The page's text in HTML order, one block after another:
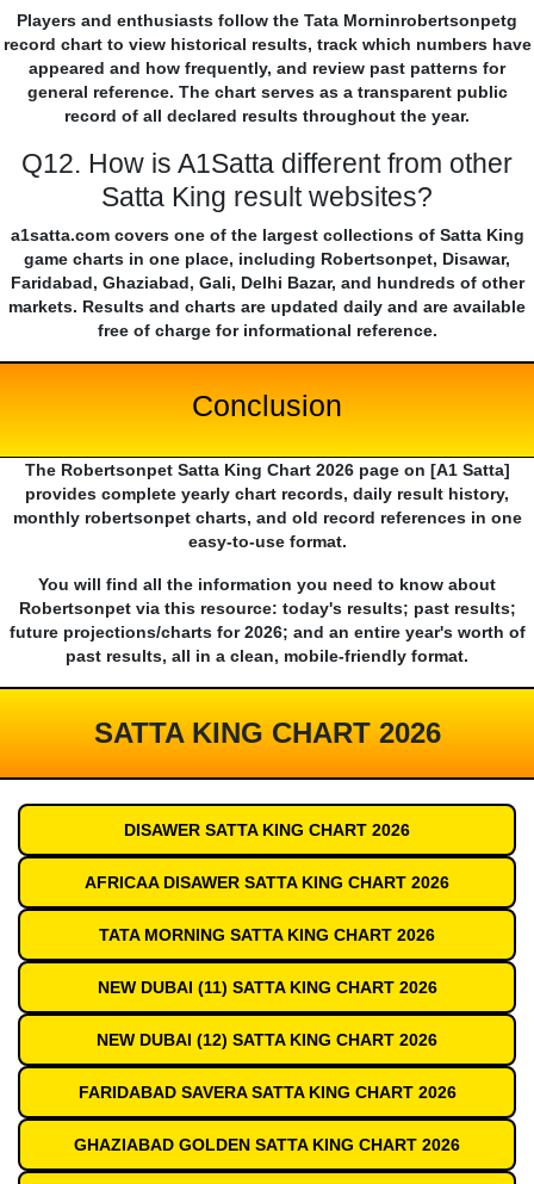
Players and enthusiasts follow the Tata Morninrobertsonpetg
record chart to view historical results, track which numbers have
appeared and how frequently, and review past patterns for
general reference. The chart serves as a transparent public
record of all declared results throughout the year.
Q12. How is A1Satta different from other
Satta King result websites?
a1satta.com covers one of the largest collections of Satta King
game charts in one place, including Robertsonpet, Disawar,
Faridabad, Ghaziabad, Gali, Delhi Bazar, and hundreds of other
markets. Results and charts are updated daily and are available
free of charge for informational reference.
Conclusion
The Robertsonpet Satta King Chart 2026 page on [A1 Satta]
provides complete yearly chart records, daily result history,
monthly robertsonpet charts, and old record references in one
easy-to-use format.
You will find all the information you need to know about
Robertsonpet via this resource: today's results; past results;
future projections/charts for 2026; and an entire year's worth of
past results, all in a clean, mobile-friendly format.
SATTA KING CHART 2026
DISAWER SATTA KING CHART 2026
AFRICAA DISAWER SATTA KING CHART 2026
TATA MORNING SATTA KING CHART 2026
NEW DUBAI (11) SATTA KING CHART 2026
NEW DUBAI (12) SATTA KING CHART 2026
FARIDABAD SAVERA SATTA KING CHART 2026
GHAZIABAD GOLDEN SATTA KING CHART 2026